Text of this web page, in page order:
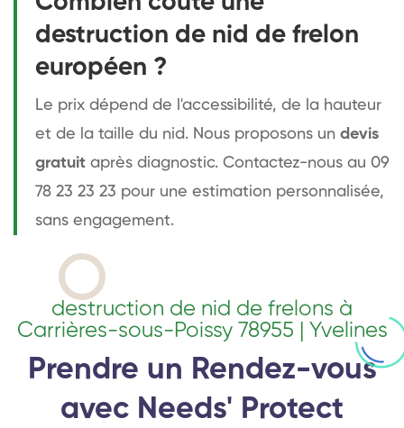
destruction de nid de frelon
européen ?
Le prix dépend de l'accessibilité, de la hauteur
et de la taille du nid. Nous proposons un devis
gratuit après diagnostic. Contactez-nous au 09
78 23 23 23 pour une estimation personnalisée,
sans engagement.
destruction de nid de frelons à
Carrières-sous-Poissy 78955 | Yvelines
Prendre un Rendez-vous
avec Needs' Protect